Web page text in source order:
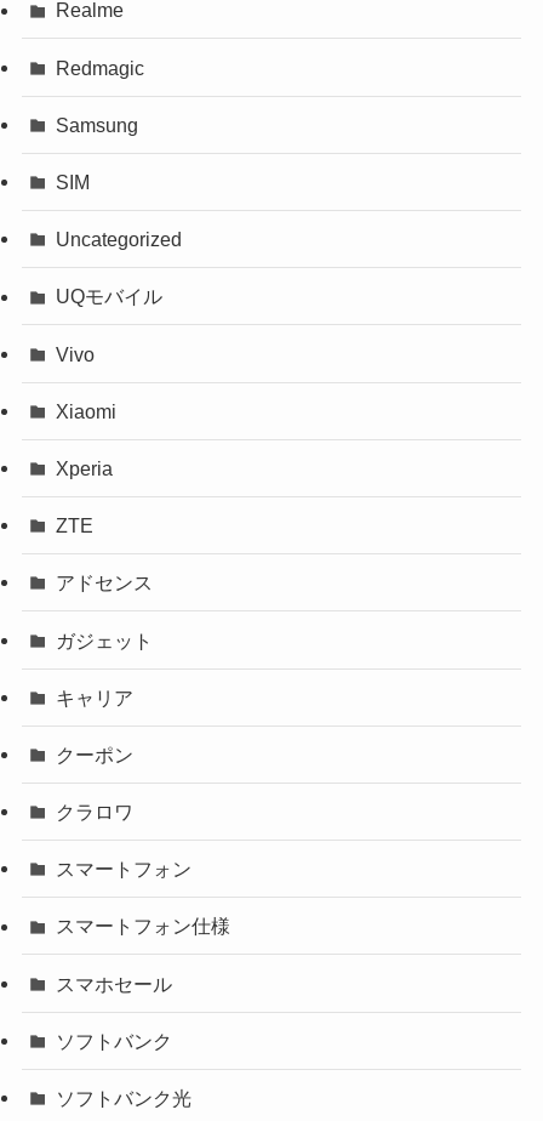
Realme
Redmagic
Samsung
SIM
Uncategorized
UQモバイル
Vivo
Xiaomi
Xperia
ZTE
アドセンス
ガジェット
キャリア
クーポン
クラロワ
スマートフォン
スマートフォン仕様
スマホセール
ソフトバンク
ソフトバンク光